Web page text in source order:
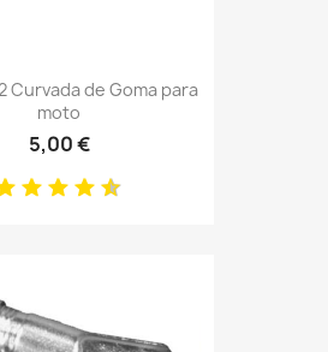
Curvada de Goma para
moto
5,00 €